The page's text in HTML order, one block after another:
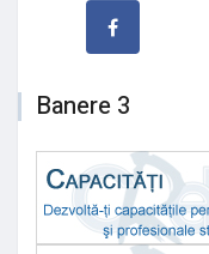
Banere 3